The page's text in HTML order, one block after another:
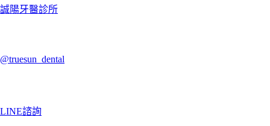
誠陽牙醫診所
@truesun_dental
LINE諮詢